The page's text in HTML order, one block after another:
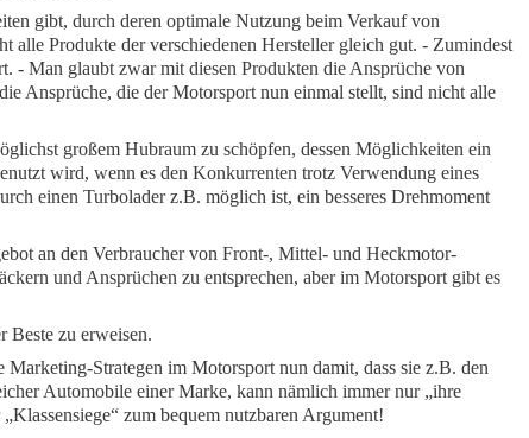
gibt, durch deren optimale Nutzung beim Verkauf von
alle Produkte der verschiedenen Hersteller gleich gut. - Zumindest
- Man glaubt zwar mit diesen Produkten die Ansprüche von
Ansprüche, die der Motorsport nun einmal stellt, sind nicht alle
großem Hubraum zu schöpfen, dessen Möglichkeiten ein
wird, wenn es den Konkurrenten trotz Verwendung eines
einen Turbolader z.B. möglich ist, ein besseres Drehmoment
an den Verbraucher von Front-, Mittel- und Heckmotor-
und Ansprüchen zu entsprechen, aber im Motorsport gibt es
Beste zu erweisen.
Strategen im Motorsport nun damit, dass sie z.B. den
Automobile einer Marke, kann nämlich immer nur „ihre
zum bequem nutzbaren Argument!